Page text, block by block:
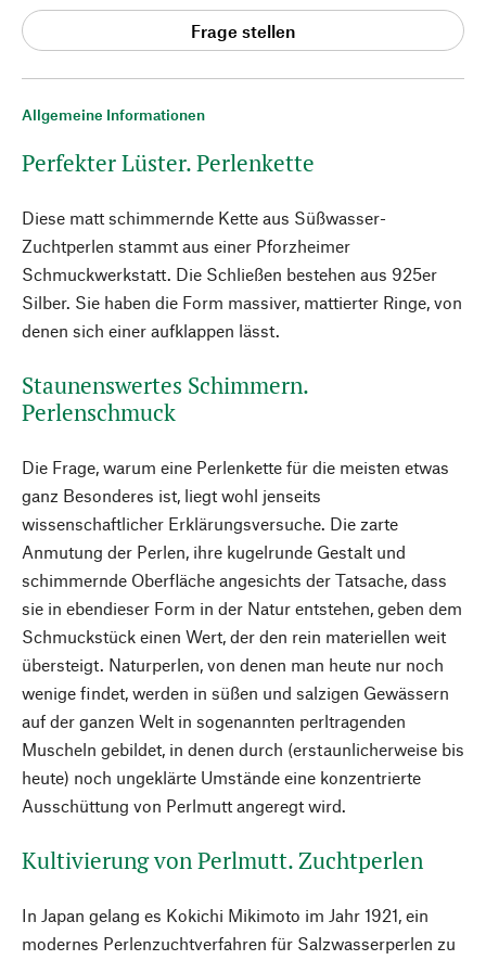
Allgemeine Informationen
Perfekter Lüster. Perlenkette
Diese matt schimmernde Kette aus Süßwasser-
Zuchtperlen stammt aus einer Pforzheimer
Schmuckwerkstatt. Die Schließen bestehen aus 925er
Silber. Sie haben die Form massiver, mattierter Ringe, von
denen sich einer aufklappen lässt.
Staunenswertes Schimmern.
Perlenschmuck
Die Frage, warum eine Perlenkette für die meisten etwas
ganz Besonderes ist, liegt wohl jenseits
wissenschaftlicher Erklärungsversuche. Die zarte
Anmutung der Perlen, ihre kugelrunde Gestalt und
schimmernde Oberfläche angesichts der Tatsache, dass
sie in ebendieser Form in der Natur entstehen, geben dem
Schmuckstück einen Wert, der den rein materiellen weit
übersteigt. Naturperlen, von denen man heute nur noch
wenige findet, werden in süßen und salzigen Gewässern
auf der ganzen Welt in sogenannten perltragenden
Muscheln gebildet, in denen durch (erstaunlicherweise bis
heute) noch ungeklärte Umstände eine konzentrierte
Ausschüttung von Perlmutt angeregt wird.
Kultivierung von Perlmutt. Zuchtperlen
In Japan gelang es Kokichi Mikimoto im Jahr 1921, ein
modernes Perlenzuchtverfahren für Salzwasserperlen zu
Frage stellen